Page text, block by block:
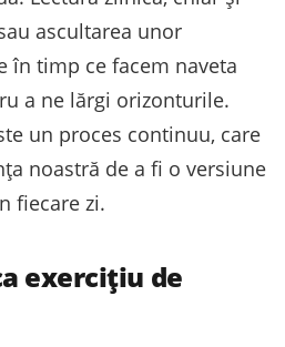
ascultarea unor
în timp ce facem naveta
a ne lărgi orizonturile.
un proces continuu, care
noastră de a fi o versiune
fiecare zi.
exercițiu de